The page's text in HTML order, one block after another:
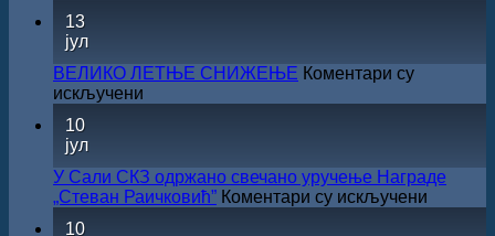
ЖИЧКЕ
ХРИСОВУЉЕ
ЗА
13
јул
ВЕЛИКО ЛЕТЊЕ СНИЖЕЊЕ Коментари су
искључени
10
јул
У Сали СКЗ одржано свечано уручење Награде
„Стеван Раичковић” Коментари су искључени
10